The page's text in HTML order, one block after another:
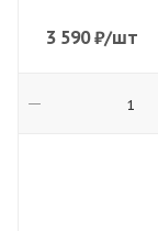
3 590₽/шт